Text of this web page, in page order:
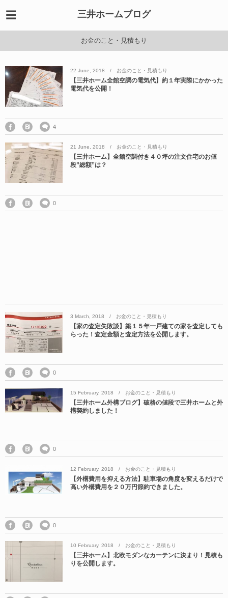
三井ホームブログ
お金のこと・見積もり
22 June 2018 お金のこと・見積もり
【三井ホーム全館空調の電気代】約１年実際にかかった
電気代を公開！
4
21 June 2018 お金のこと・見積もり
【三井ホーム】全館空調付き４０坪の注文住宅のお値
段”総額”は？
0
3 March 2018 お金のこと・見積もり
【家の査定失敗談】築１５年一戸建ての家を査定しても
らった！査定金額と査定方法を公開します。
0
15 February, 2018 お金のこと・見積もり
【三井ホーム外構ブログ】破格の値段で三井ホームと外
構契約しました！
0
12 February, 2018 お金のこと・見積もり
【外構費用を抑える方法】駐車場の角度を変えるだけで
高い外構費用を２０万円節約できました。
0
10 February, 2018 お金のこと・見積もり
【三井ホーム】北欧モダンなカーテンに決まり！見積も
りを公開します。